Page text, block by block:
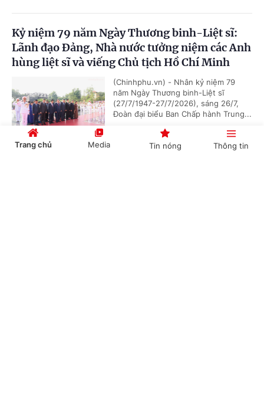
Kỷ niệm 79 năm Ngày Thương binh-Liệt sĩ:
Lãnh đạo Đảng, Nhà nước tưởng niệm các Anh
hùng liệt sĩ và viếng Chủ tịch Hồ Chí Minh
(Chinhphu.vn) - Nhân kỷ niệm 79
năm Ngày Thương binh-Liệt sĩ
(27/7/1947-27/7/2026), sáng 26/7,
Đoàn đại biểu Ban Chấp hành Trung...
Trang chủ Media Tin nóng Thông tin